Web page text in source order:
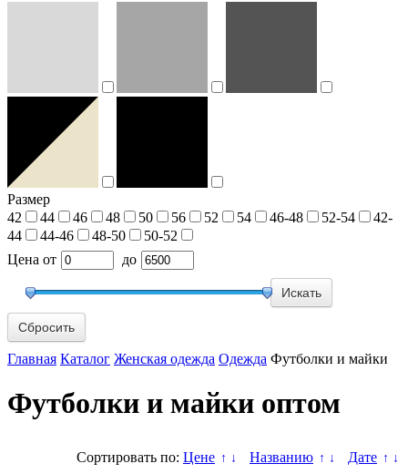
Размер
42
44 46 48 50 56 52 54 46-48 52-54
42-
44
44-46 48-50
50-52
Цена от до
Сбросить
Главная Каталог Женская одежда Одежда Футболки и майки
Футболки и майки оптом
Сортировать по: Цене ↑ ↓ Названию ↑ ↓ Дате ↑ ↓